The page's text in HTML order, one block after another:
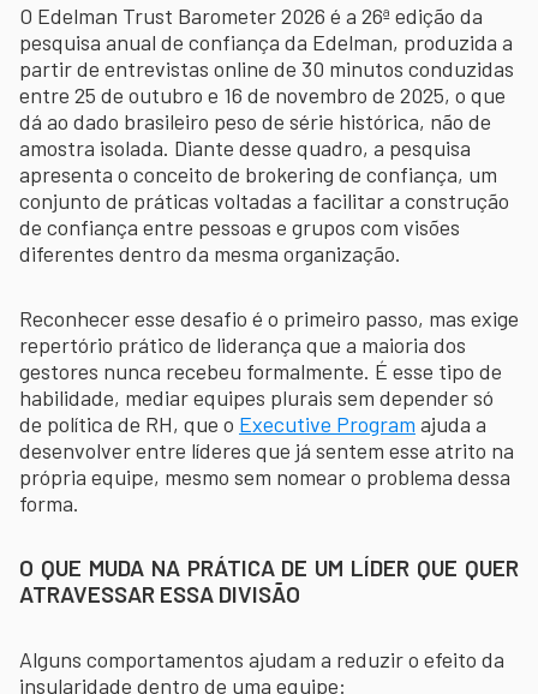
O Edelman Trust Barometer 2026 é a 26ª edição da
pesquisa anual de confiança da Edelman, produzida a
partir de entrevistas online de 30 minutos conduzidas
entre 25 de outubro e 16 de novembro de 2025, o que
dá ao dado brasileiro peso de série histórica, não de
amostra isolada. Diante desse quadro, a pesquisa
apresenta o conceito de brokering de confiança, um
conjunto de práticas voltadas a facilitar a construção
de confiança entre pessoas e grupos com visões
diferentes dentro da mesma organização.
Reconhecer esse desafio é o primeiro passo, mas exige
repertório prático de liderança que a maioria dos
gestores nunca recebeu formalmente. É esse tipo de
habilidade, mediar equipes plurais sem depender só
de política de RH, que o Executive Program ajuda a
desenvolver entre líderes que já sentem esse atrito na
própria equipe, mesmo sem nomear o problema dessa
forma.
O QUE MUDA NA PRÁTICA DE UM LÍDER QUE QUER
ATRAVESSAR ESSA DIVISÃO
Alguns comportamentos ajudam a reduzir o efeito da
insularidade dentro de uma equipe: